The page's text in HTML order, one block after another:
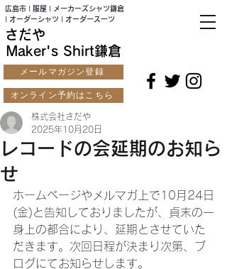
さだや
オンライン予約はこちら
メールマガジン登録
Maker's Shirt鎌倉
広島市 | 服屋 | メーカーズシャツ鎌倉
| オーダーシャツ | オーダースーツ
レコードの会延期のお知ら
せ
株式会社さだや
2025年10月20日
ホームページやメルマガ上で10月24日
(金)と告知しておりましたが、貞末の一
身上の都合により、延期とさせていた
だきます。次回日程が決まり次第、ブ
ログにてお知らせします。